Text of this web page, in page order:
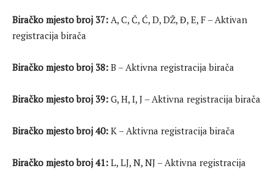
Biračko mjesto broj 37: A, C, Č, Ć, D, DŽ, Đ, E, F – Aktivan
registracija birača
Biračko mjesto broj 38: B – Aktivna registracija birača
Biračko mjesto broj 39: G, H, I, J – Aktivna registracija birača
Biračko mjesto broj 40: K – Aktivna registracija birača
Biračko mjesto broj 41: L, LJ, N, NJ – Aktivna registracija